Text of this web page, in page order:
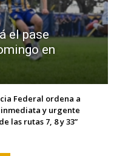
el pase
en
Federal ordena a
y urgente
las rutas 7, 8 y 33”